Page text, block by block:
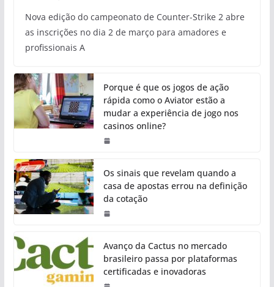
Nova edição do campeonato de Counter-Strike 2 abre
as inscrições no dia 2 de março para amadores e
profissionais A
Porque é que os jogos de ação
rápida como o Aviator estão a
mudar a experiência de jogo nos
casinos online?
Os sinais que revelam quando a
casa de apostas errou na definição
da cotação
Avanço da Cactus no mercado
brasileiro passa por plataformas
certificadas e inovadoras